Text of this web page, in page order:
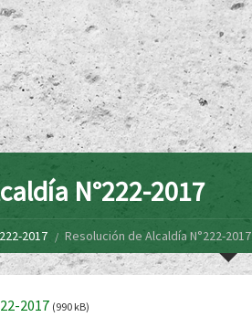
N°222-2017
2017 Resolución de Alcaldía N°222-2017
2017 (990 kB)